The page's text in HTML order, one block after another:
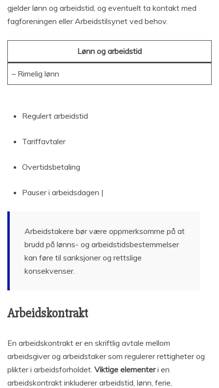
gjelder lønn og arbeidstid, og eventuelt ta kontakt med
fagforeningen eller Arbeidstilsynet ved behov.
Lønn og arbeidstid
– Rimelig lønn
Regulert arbeidstid
Tariffavtaler
Overtidsbetaling
Pauser i arbeidsdagen |
Arbeidstakere bør være oppmerksomme på at
brudd på lønns- og arbeidstidsbestemmelser
kan føre til sanksjoner og rettslige
konsekvenser.
Arbeidskontrakt
En arbeidskontrakt er en skriftlig avtale mellom
arbeidsgiver og arbeidstaker som regulerer rettigheter og
plikter i arbeidsforholdet. Viktige elementeri en
arbeidskontrakt inkluderer arbeidstid, lønn, ferie,